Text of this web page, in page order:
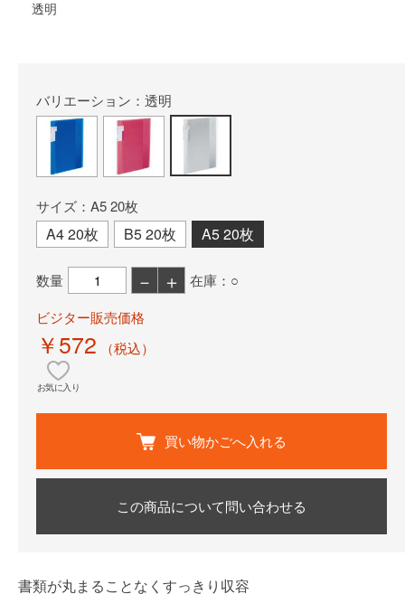
透明
バリエーション：透明
サイズ：A5 20枚
A4 20枚 B5 20枚 A5 20枚
数量 － ＋
在庫：○
ビジター販売価格
￥572 （税込）
お気に入り
買い物かごへ入れる
この商品について問い合わせる
書類が丸まることなくすっきり収容